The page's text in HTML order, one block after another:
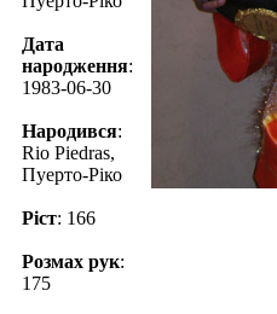
Дата
народження:
1983-06-30
Народився:
Rio Piedras,
Пуерто-Ріко
Ріст: 166
Розмах рук:
175